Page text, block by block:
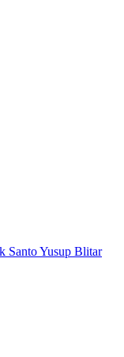
Santo Yusup Blitar